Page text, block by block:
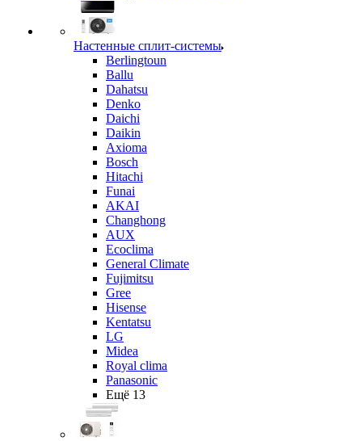
Настенные сплит-системы
Berlingtoun
Ballu
Dahatsu
Denko
Daichi
Daikin
Axioma
Bosch
Hitachi
Funai
AKAI
Changhong
AUX
Ecoclima
General Climate
Fujimitsu
Gree
Hisense
Kentatsu
LG
Midea
Royal clima
Panasonic
Ещё 13